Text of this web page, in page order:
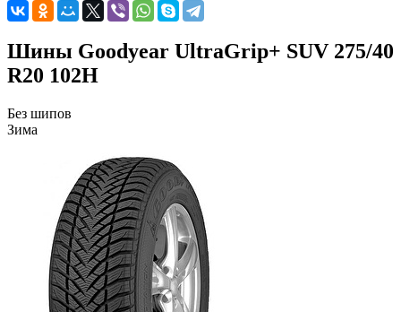
Шины Goodyear UltraGrip+ SUV 275/40
R20 102H
Без шипов
Зима